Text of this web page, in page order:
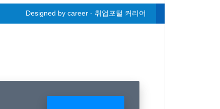
Designed by career - 취업포털 커리어